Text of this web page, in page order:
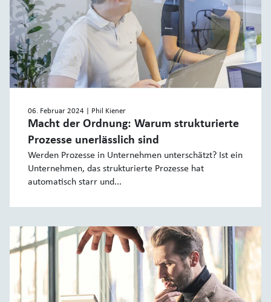
06. Februar 2024 | Phil Kiener
Macht der Ordnung: Warum strukturierte
Prozesse unerlässlich sind
Werden Prozesse in Unternehmen unterschätzt? Ist ein
Unternehmen, das strukturierte Prozesse hat
automatisch starr und...